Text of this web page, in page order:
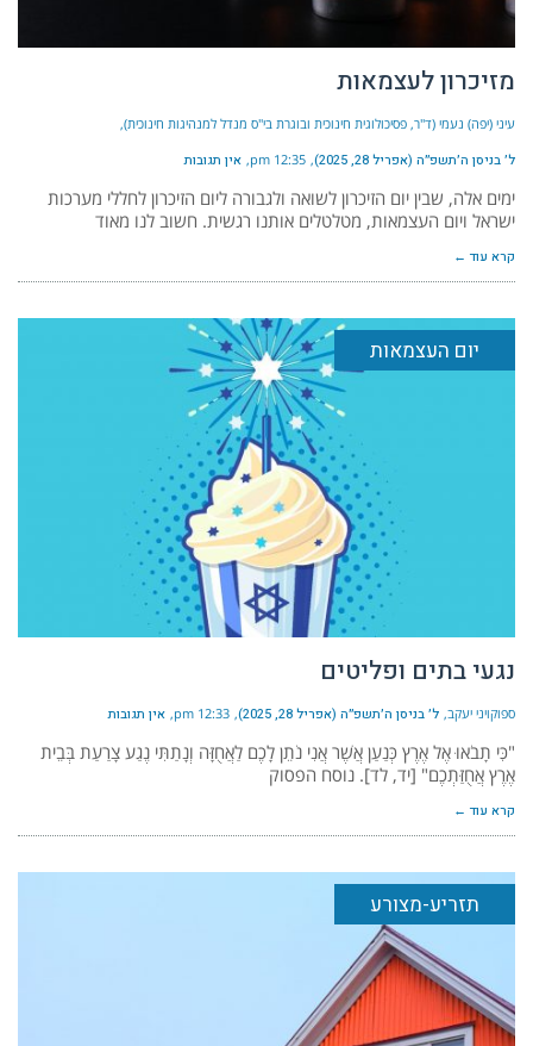
מזיכרון לעצמאות
עיני (יפה) נעמי (ד"ר, פסיכולוגית חינוכית ובוגרת בי"ס מנדל למנהיגות חינוכית)
ל׳ בניסן ה׳תשפ״ה (אפריל 28, 2025) 12:35 pm אין תגובות
ימים אלה, שבין יום הזיכרון לשואה ולגבורה ליום הזיכרון לחללי מערכות
ישראל ויום העצמאות, מטלטלים אותנו רגשית. חשוב לנו מאוד
קרא עוד ←
יום העצמאות
נגעי בתים ופליטים
ספוקויני יעקב ל׳ בניסן ה׳תשפ״ה (אפריל 28, 2025) 12:33 pm אין תגובות
"כִּי תָבֹאוּ אֶל אֶרֶץ כְּנַעַן אֲשֶׁר אֲנִי נֹתֵן לָכֶם לַאֲחֻזָּה וְנָתַתִּי נֶגַע צָרַעַת בְּבֵית
אֶרֶץ אֲחֻזַּתְכֶם" [יד, לד]. נוסח הפסוק
קרא עוד ←
תזריע-מצורע